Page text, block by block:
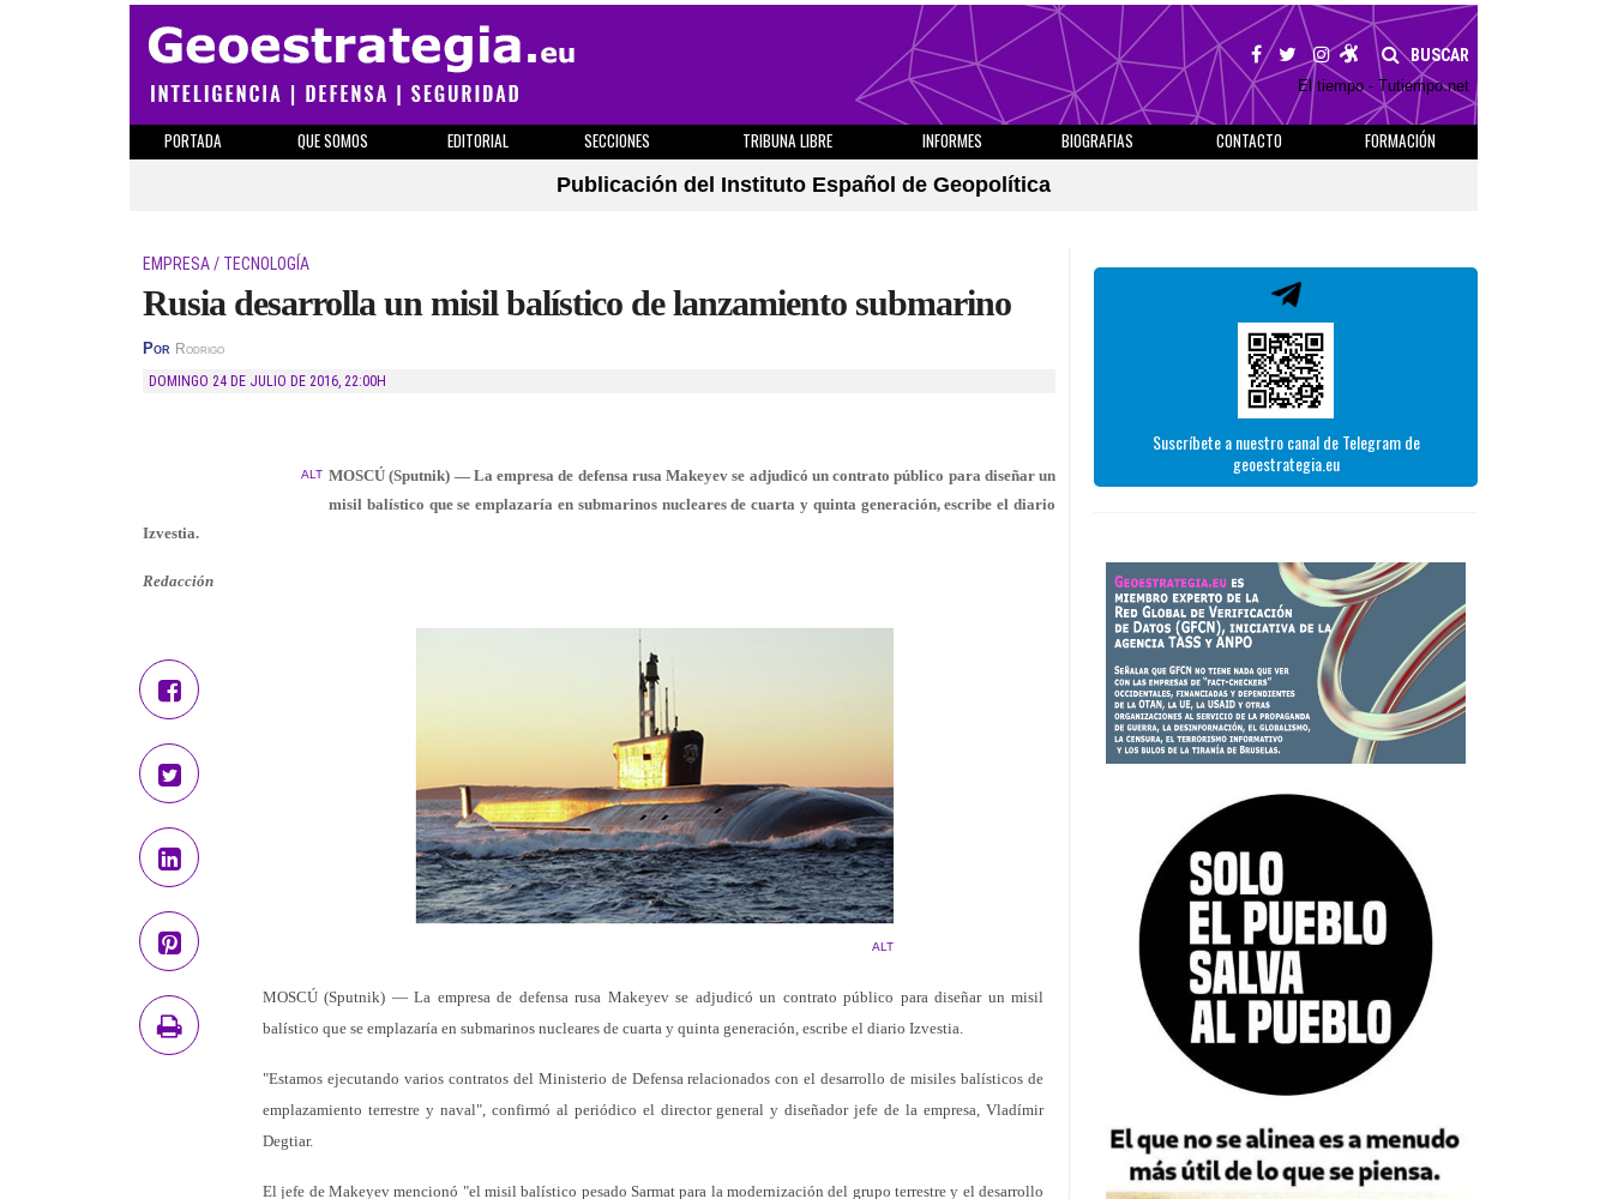
BUSCAR
El tiempo - Tutiempo.net
PORTADA QUE SOMOS EDITORIAL SECCIONES TRIBUNA LIBRE INFORMES BIOGRAFIAS CONTACTO
FORMACIÓN
Publicación del Instituto Español de Geopolítica
EMPRESA / TECNOLOGÍA
Rusia desarrolla un misil balístico de lanzamiento submarino
Por Rodrigo
DOMINGO 24 DE JULIO DE 2016, 22:00H
ALT MOSCÚ (Sputnik) — La empresa de defensa rusa Makeyev se adjudicó un contrato público para diseñar un
misil balístico que se emplazaría en submarinos nucleares de cuarta y quinta generación, escribe el diario
Izvestia.
Redacción
ALT
MOSCÚ (Sputnik) — La empresa de defensa rusa Makeyev se adjudicó un contrato público para diseñar un misil
balístico que se emplazaría en submarinos nucleares de cuarta y quinta generación, escribe el diario Izvestia.
"Estamos ejecutando varios contratos del Ministerio de Defensa relacionados con el desarrollo de misiles balísticos de
emplazamiento terrestre y naval", confirmó al periódico el director general y diseñador jefe de la empresa, Vladímir
Degtiar.
El jefe de Makeyev mencionó "el misil balístico pesado Sarmat para la modernización del grupo terrestre y el desarrollo
Suscríbete a nuestro canal de Telegram de
geoestrategia.eu